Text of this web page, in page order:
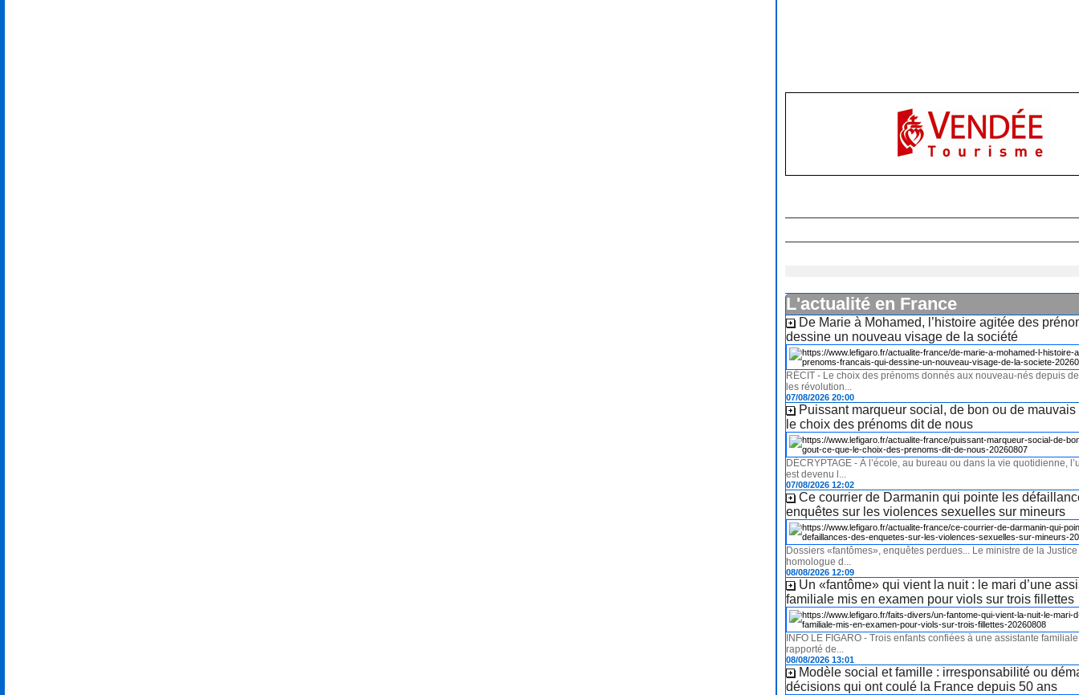
L'actualité en France
De Marie à Mohamed, l’histoire agitée des
dessine un nouveau visage de la société
RÉCIT - Le choix des prénoms donnés aux nouveau-nés depuis
les révolution...
07/08/2026 20:00
Puissant marqueur social, de bon ou de mauvais
le choix des prénoms dit de nous
DÉCRYPTAGE - À l’école, au bureau ou dans la vie quotidienne,
est devenu l...
07/08/2026 12:02
Ce courrier de Darmanin qui pointe les
enquêtes sur les violences sexuelles sur mineurs
Dossiers «fantômes», enquêtes perdues... Le ministre de la
homologue d...
08/08/2026 12:09
Un «fantôme» qui vient la nuit : le mari d’une
familiale mis en examen pour viols sur trois fillettes
INFO LE FIGARO - Trois enfants confiées à une assistante
rapporté de...
08/08/2026 13:01
Modèle social et famille : irresponsabilité ou
décisions qui ont coulé la France depuis 50 ans